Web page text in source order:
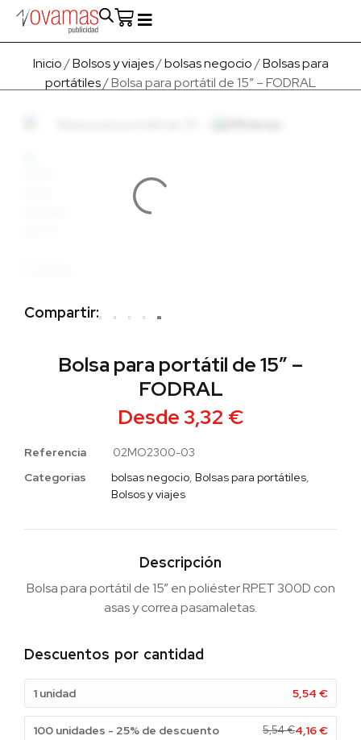
Inicio/Bolsos y viajes/bolsas negocio/Bolsas para
portátiles/ Bolsa para portátil de 15″ – FODRAL
Bolsa para portátil de 15″ –
FODRAL
Desde3,32 €
Referencia
02MO2300-03
Categorias
bolsas negocio, Bolsas para portátiles,
Bolsos y viajes
Descripción
Bolsa para portátil de 15” en poliéster RPET 300D con
asas y correa pasamaletas.
Descuentos por cantidad
1 unidad 5,54 €
100 unidades - 25% de descuento 5,54€4,16€
Compartir: